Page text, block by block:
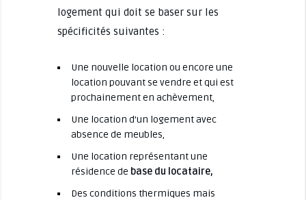
logement qui doit se baser sur les
spécificités suivantes :
Une nouvelle location ou encore une
location pouvant se vendre et qui est
prochainement en achèvement,
Une location d’un logement avec
absence de meubles,
Une location représentant une
résidence de base du locataire,
Des conditions thermiques mais